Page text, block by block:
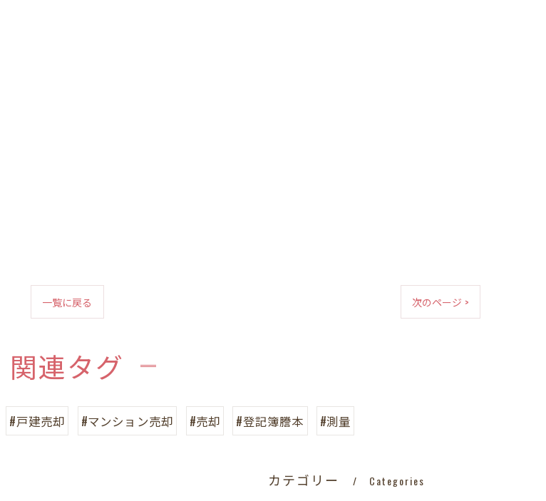
一覧に戻る 次のページ >
関連タグ
#戸建売却 #マンション売却 #売却 #登記簿謄本 #測量
カテゴリー Categories